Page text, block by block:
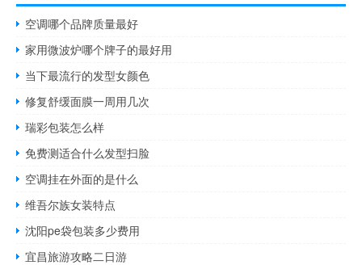
空调哪个品牌质量最好
家用微波炉哪个牌子的最好用
当下最流行的发型女颜色
修复舒缓面膜一周用几次
瑞彩包装怎么样
免费测适合什么发型扫脸
空调挂在外面的是什么
维吾尔族女装特点
沈阳pe袋包装多少费用
宜昌旅游攻略二日游